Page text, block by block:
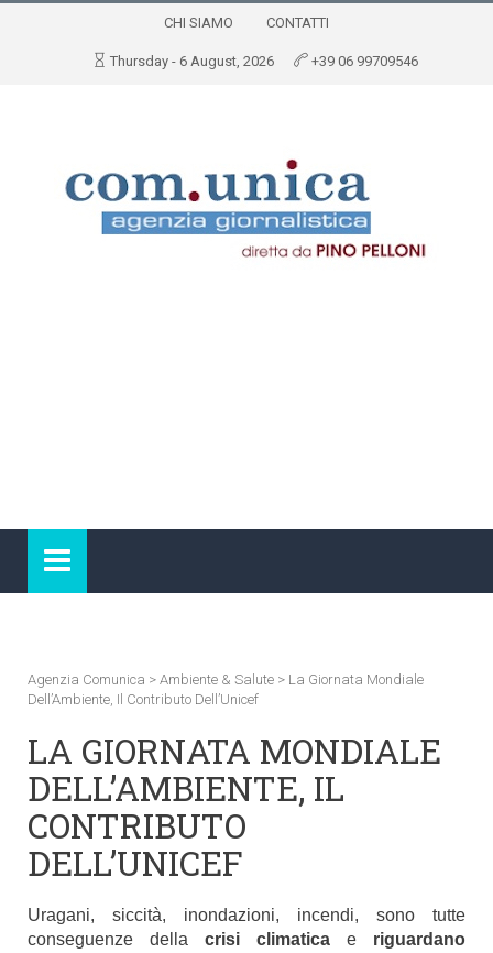
CHI SIAMO CONTATTI
Thursday - 6 August, 2026 +39 06 99709546
Agenzia Comunica > Ambiente & Salute > La Giornata Mondiale
Dell’Ambiente, Il Contributo Dell’Unicef
LA GIORNATA MONDIALE
DELL’AMBIENTE, IL
CONTRIBUTO
DELL’UNICEF
Uragani, siccità, inondazioni, incendi, sono tutte
conseguenze della crisi climatica e riguardano